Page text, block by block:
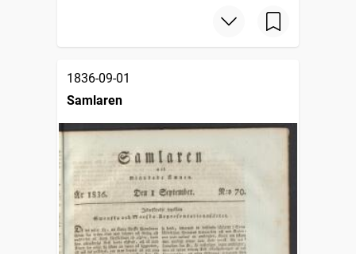
1836-09-01
Samlaren